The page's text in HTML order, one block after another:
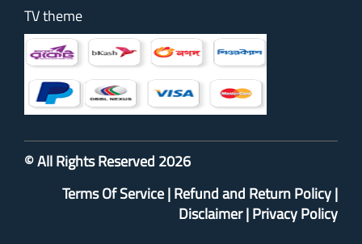
TV theme
© All Rights Reserved 2026
Terms Of Service|Refund and Return Policy|
Disclaimer|Privacy Policy